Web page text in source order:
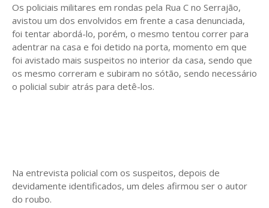
Os policiais militares em rondas pela Rua C no Serrajão,
avistou um dos envolvidos em frente a casa denunciada,
foi tentar abordá-lo, porém, o mesmo tentou correr para
adentrar na casa e foi detido na porta, momento em que
foi avistado mais suspeitos no interior da casa, sendo que
os mesmo correram e subiram no sótão, sendo necessário
o policial subir atrás para detê-los.
Na entrevista policial com os suspeitos, depois de
devidamente identificados, um deles afirmou ser o autor
do roubo.